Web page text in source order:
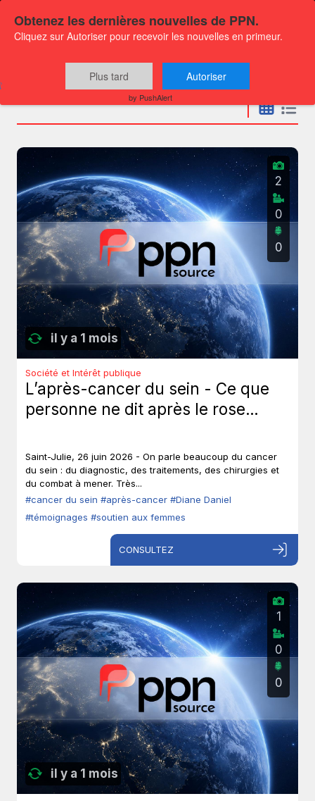
Communiqués
il y a 1 mois
2
0
0
Société et Intérêt publique
L’après-cancer du sein - Ce que
personne ne dit après le rose…
Saint-Julie, 26 juin 2026 - On parle beaucoup du cancer
du sein : du diagnostic, des traitements, des chirurgies et
du combat à mener. Très...
#cancer du sein #après-cancer #Diane Daniel
#témoignages #soutien aux femmes
CONSULTEZ
il y a 1 mois
1
0
0
Obtenez les dernières nouvelles de PPN.
Cliquez sur Autoriser pour recevoir les nouvelles en primeur.
Plus tard Autoriser
by PushAlert